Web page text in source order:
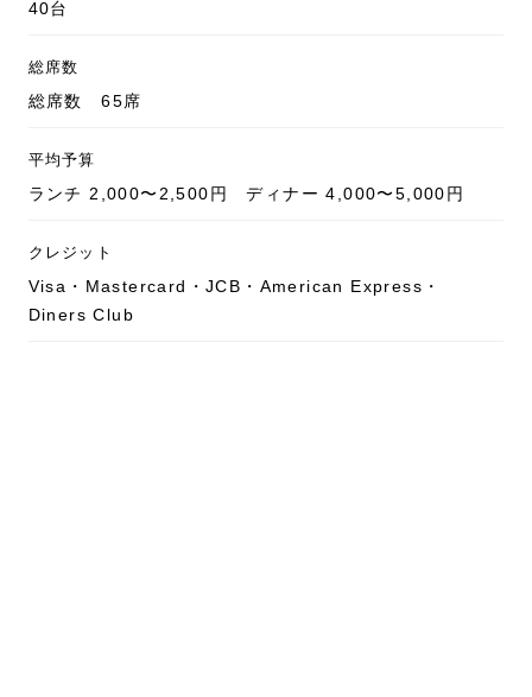
40台
総席数
総席数 65席
平均予算
ランチ 2,000〜2,500円 ディナー 4,000〜5,000円
クレジット
Visa・Mastercard・JCB・American Express・
Diners Club